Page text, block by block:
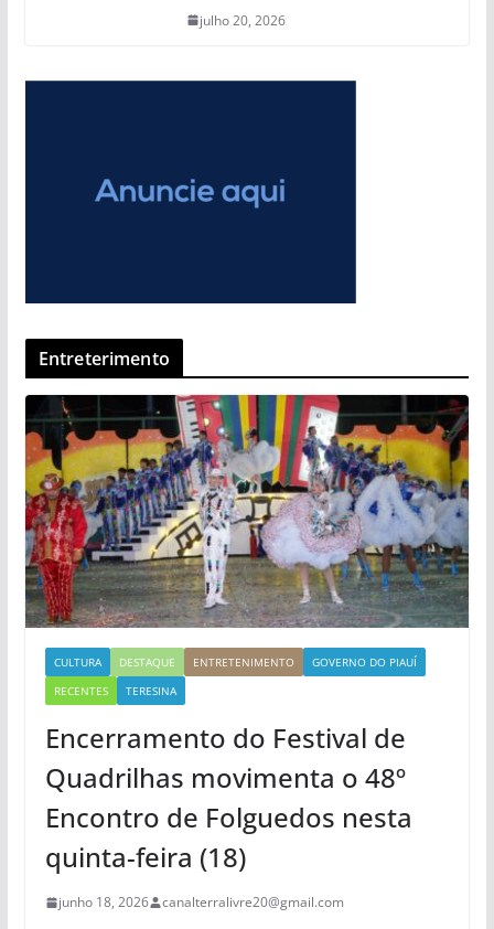
julho 20, 2026
Entreterimento
CULTURA DESTAQUE ENTRETENIMENTO
GOVERNO DO PIAUÍ
RECENTES
TERESINA
Encerramento do Festival de
Quadrilhas movimenta o 48º
Encontro de Folguedos nesta
quinta-feira (18)
junho 18, 2026 canalterralivre20@gmail.com